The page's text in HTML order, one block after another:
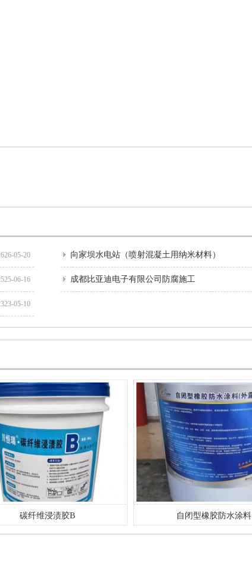
05-20 向家坝水电站（喷射混凝土用纳米材料）
06-16 成都比亚迪电子有限公司防腐施工
05-10
碳纤维浸渍胶B 自闭型橡胶防水涂料